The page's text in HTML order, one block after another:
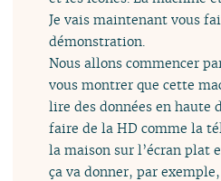
Je vais maintenant vous
démonstration.
Nous allons commencer
vous montrer que cette
lire des données en haute
faire de la HD comme la
la maison sur l’écran plat
ça va donner, par exemple,